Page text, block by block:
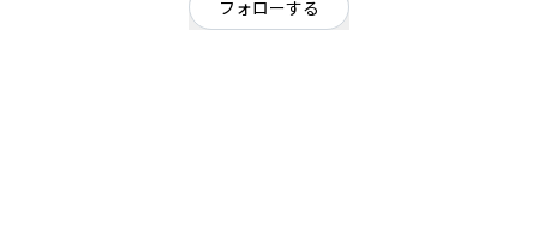
フォローする